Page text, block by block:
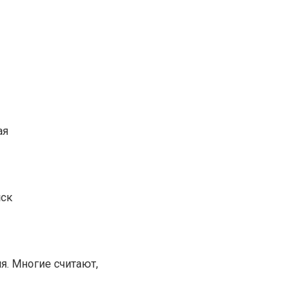
Многие считают,